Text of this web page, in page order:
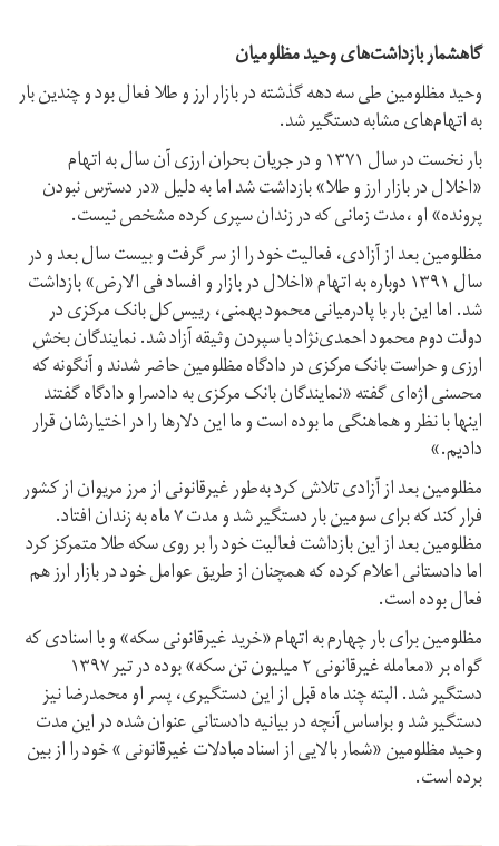
گاهشمار بازداشت‌های وحید مظلومیان
وحید مظلومین طی سه دهه گذشته در بازار ارز و طلا فعال بود و چندین بار
به اتهام‌های مشابه دستگیر شد.
بار نخست در سال ۱۳۷۱ و در جریان بحران ارزی آن سال به اتهام
«اخلال در بازار ارز و طلا» بازداشت شد اما به دلیل «در دسترس نبودن
پرونده» او ،مدت زمانی که در زندان سپری کرده مشخص نیست.
مظلومین بعد از آزادی، فعالیت خود را از سر گرفت و بیست سال بعد و در
سال ۱۳۹۱ دوباره به اتهام «اخلال در بازار و افساد فی الارض» بازداشت
شد. اما این بار با پادرمیانی محمود بهمنی، رییس‌کل بانک مرکزی در
دولت دوم محمود احمدی‌نژاد با سپردن وثیقه آزاد شد. نمایندگان بخش
ارزی و حراست بانک مرکزی در دادگاه مظلومین حاضر شدند و آنگونه که
محسنی اژه‌ای گفته «نمایندگان بانک مرکزی به دادسرا و دادگاه گفتند
اینها با نظر و هماهنگی ما بوده است و ما این دلارها را در اختیارشان قرار
دادیم.»
مظلومین بعد از آزادی تلاش کرد به‌طور غیرقانونی از مرز مریوان از کشور
فرار کند که برای سومین بار دستگیر شد و مدت ۷ ماه به زندان افتاد.
مظلومین بعد از این بازداشت فعالیت خود را بر روی سکه طلا متمرکز کرد
اما دادستانی اعلام کرده که همچنان از طریق عوامل خود در بازار ارز هم
فعال بوده است.
مظلومین برای بار چهارم به اتهام «خرید غیرقانونی سکه» و با اسنادی که
گواه بر «معامله غیرقانونی ۲ میلیون تن سکه» بوده در تیر ۱۳۹۷
دستگیر شد. البته چند ماه قبل از این دستگیری، پسر او محمدرضا نیز
دستگیر شد و براساس آنچه در بیانیه دادستانی عنوان شده در این مدت
وحید مظلومین «شمار بالایی از اسناد مبادلات غیرقانونی » خود را از بین
برده است.